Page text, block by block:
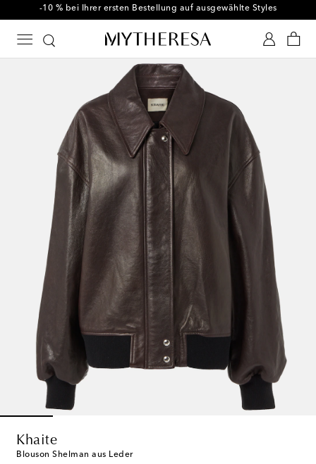
-10 % bei Ihrer ersten Bestellung auf ausgewählte Styles
Khaite
Blouson Shelman aus Leder